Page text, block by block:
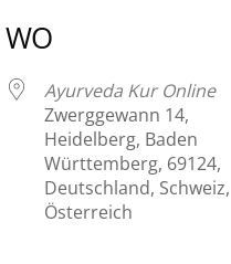
WO
Ayurveda Kur Online
Zwerggewann 14,
Heidelberg, Baden
Württemberg, 69124,
Deutschland, Schweiz,
Österreich